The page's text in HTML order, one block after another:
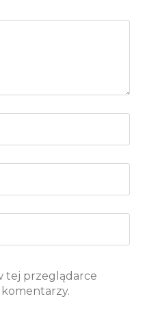
tej przeglądarce